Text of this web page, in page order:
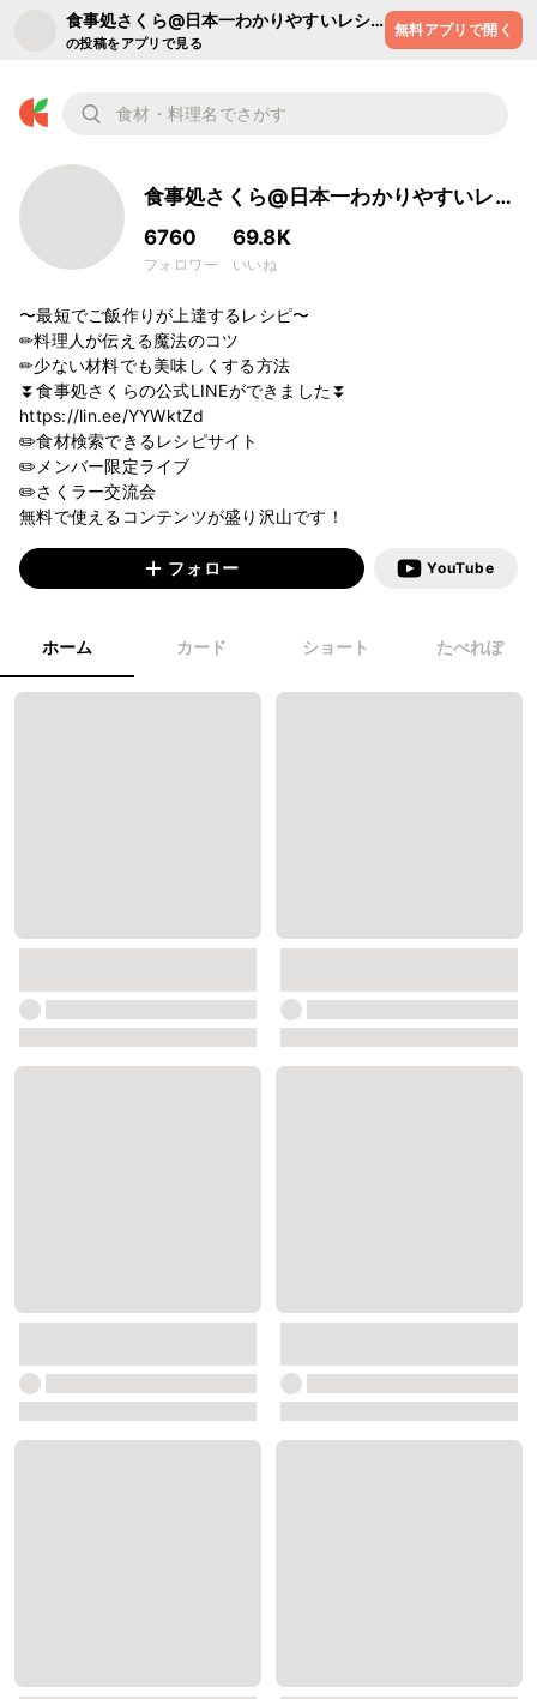
食事処さくら@日本一わかりやすいレシ
ピ
の投稿をアプリで見る
無料アプリで開く
食事処さくら@日本一わかりやすいレシ
6760
フォロワー
69.8K
いいね
〜最短でご飯作りが上達するレシピ〜
✏︎料理人が伝える魔法のコツ
✏︎少ない材料でも美味しくする方法
⏬食事処さくらの公式LINEができました⏬
https://lin.ee/YYWktZd
✏️食材検索できるレシピサイト
✏️メンバー限定ライブ
✏️さくラー交流会
無料で使えるコンテンツが盛り沢山です！
フォロー YouTube
ホーム カード ショート たべれぽ